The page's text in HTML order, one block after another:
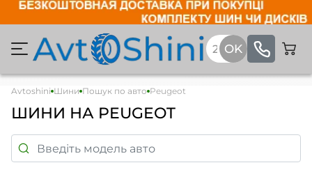
Avtoshini Шини Пошук по авто Peugeot
ШИНИ НА PEUGEOT